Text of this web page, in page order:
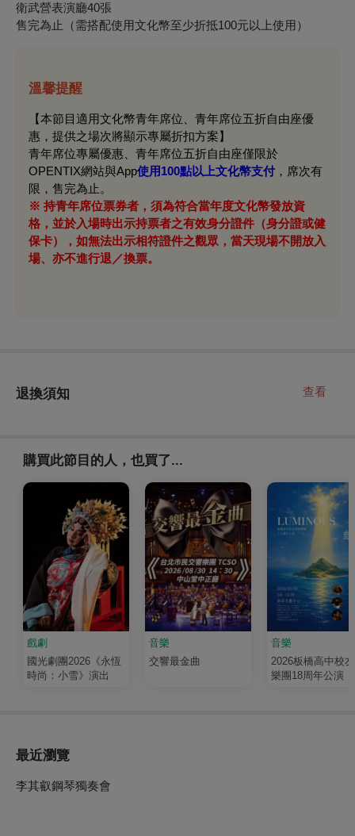
衛武營表演廳40張
售完為止（需搭配使用文化幣至少折抵100元以上使用）
溫馨提醒
【本節目適用文化幣青年席位、青年席位五折自由座優
惠，提供之場次將顯示專屬折扣方案】
青年席位專屬優惠、青年席位五折自由座僅限於
OPENTIX網站與App使用100點以上文化幣支付 ，席次有
限，售完為止。
※ 持青年席位票券者，須為符合當年度文化幣發放資
格，並於入場時出示持票者之有效身分證件（身分證或健
保卡），如無法出示相符證件之觀眾，當天現場不開放入
場、亦不進行退／換票。
退換須知 查看
購買此節目的人，也買了...
戲劇
國光劇團2026《永恆
時尚：小雪》演出
音樂
交響最金曲
音樂
2026板橋高中校
樂團18周年公演
最近瀏覽
李其叡鋼琴獨奏會